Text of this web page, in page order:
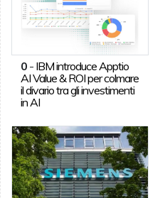
0- IBM introduce Apptio
AI Value & ROI per colmare
il divario tra gli investimenti
in AI